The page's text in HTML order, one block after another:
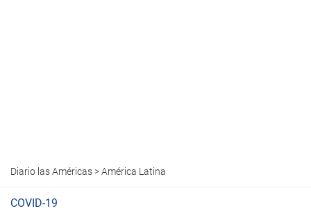
Diario las Américas>América Latina
COVID-19